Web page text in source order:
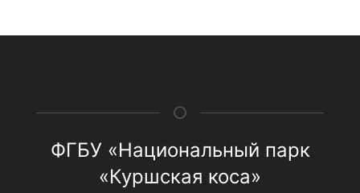
ФГБУ «Национальный парк
«Куршская коса»